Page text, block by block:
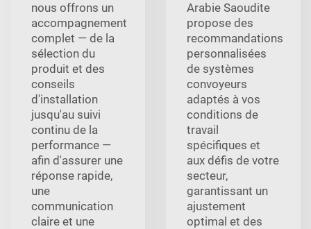
nous offrons un
accompagnement
complet — de la
sélection du
produit et des
conseils
d'installation
jusqu'au suivi
continu de la
performance —
afin d'assurer une
réponse rapide,
une
communication
claire et une
Arabie Saoudite
propose des
recommandations
personnalisées
de systèmes
convoyeurs
adaptés à vos
conditions de
travail
spécifiques et
aux défis de votre
secteur,
garantissant un
ajustement
optimal et des